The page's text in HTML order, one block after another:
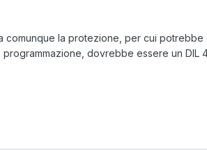
comunque la protezione, per cui
dovrebbe essere un DIL